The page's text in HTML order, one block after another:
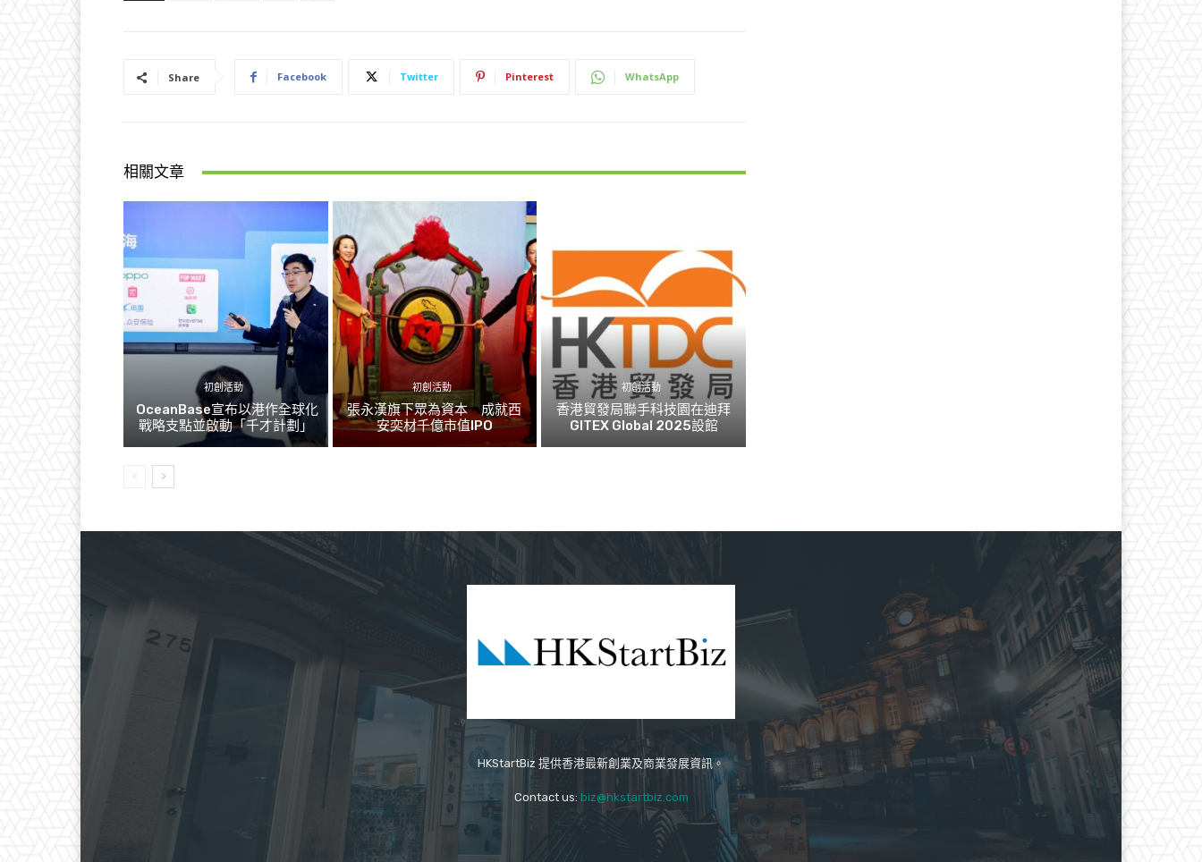
Share Facebook Twitter Pinterest WhatsApp
相關文章
初創活動
OceanBase宣布以港作全球化
戰略支點並啟動「千才計劃」
初創活動
張永漢旗下眾為資本 成就西
安奕材千億市值IPO
初創活動
香港貿發局聯手科技園在迪拜
GITEX Global 2025設館
HKStartBiz 提供香港最新創業及商業發展資訊。
Contact us: biz@hkstartbiz.com